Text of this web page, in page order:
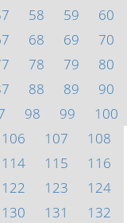
58 59
60
68 69
70
78 79
80
88 89
90
98 99
100
106 107
108
114 115
116
122 123
124
130 131
132